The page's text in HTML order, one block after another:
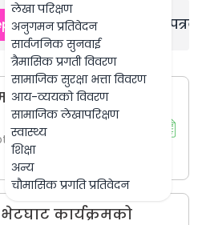
लेखा परिक्षण
अनुगमन प्रतिवेदन
सार्वजनिक सुनवाई
त्रैमासिक प्रगती विवरण
सामाजिक सुरक्षा भत्ता विवरण
आय-व्ययको विवरण
सामाजिक लेखापरिक्षण
स्वास्थ्य
शिक्षा
अन्य
चौमासिक प्रगति प्रतिवेदन
प्रकाशननागरिक वडापत्र
प्रगति प्रतिवेदन
13, 2024 - 03:24
कार्यक्रमको